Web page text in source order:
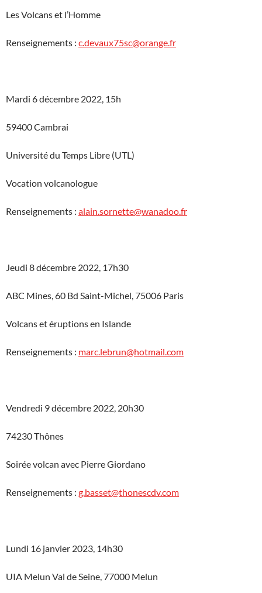
Les Volcans et l’Homme
Renseignements : c.devaux75sc@orange.fr
Mardi 6 décembre 2022, 15h
59400 Cambrai
Université du Temps Libre (UTL)
Vocation volcanologue
Renseignements : alain.sornette@wanadoo.fr
Jeudi 8 décembre 2022, 17h30
ABC Mines, 60 Bd Saint-Michel, 75006 Paris
Volcans et éruptions en Islande
Renseignements : marc.lebrun@hotmail.com
Vendredi 9 décembre 2022, 20h30
74230 Thônes
Soirée volcan avec Pierre Giordano
Renseignements : g.basset@thonescdv.com
Lundi 16 janvier 2023, 14h30
UIA Melun Val de Seine, 77000 Melun